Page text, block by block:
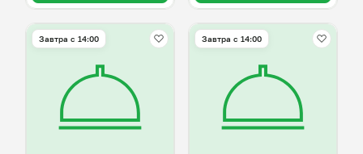
Завтра c 14:00 Завтра c 14:00